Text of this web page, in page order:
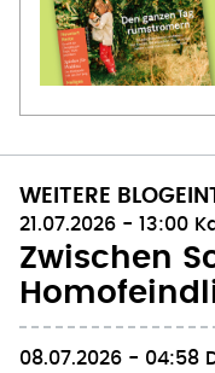
WEITERE
21.07.2026 - 13:00
Zwischen
08.07.2026 - 04:58